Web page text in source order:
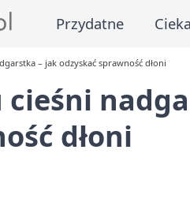
Przydatne
– jak odzyskać sprawność dłoni
cieśni
dłoni